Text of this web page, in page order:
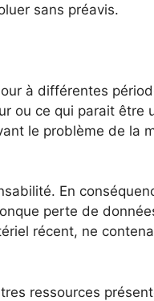
sans préavis.
à différentes
ou ce qui parait être
le problème de la
En
perte de
récent, ne
ressources